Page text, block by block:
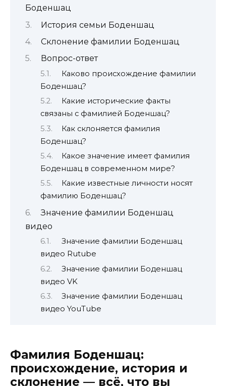
Боденшац
История семьи Боденшац
Склонение фамилии Боденшац
Вопрос-ответ
Каково происхождение фамилии
Боденшац?
Какие исторические факты
связаны с фамилией Боденшац?
Как склоняется фамилия
Боденшац?
Какое значение имеет фамилия
Боденшац в современном мире?
Какие известные личности носят
фамилию Боденшац?
Значение фамилии Боденшац
видео
Значение фамилии Боденшац
видео Rutube
Значение фамилии Боденшац
видео VK
Значение фамилии Боденшац
видео YouTube
Фамилия Боденшац:
происхождение, история и
склонение — всё, что вы